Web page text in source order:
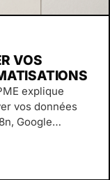
VOS
explique
vos données
Google